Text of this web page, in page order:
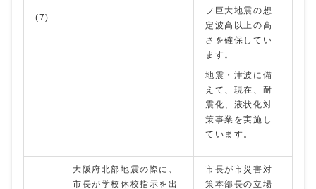
(7)
フ巨大地震の想
定波高以上の高
さを確保してい
ます。
地震・津波に備
えて、現在、耐
震化、液状化対
策事業を実施し
ています。
大阪府北部地震の際に、
市長が学校休校指示を出
市長が市災害対
策本部長の立場